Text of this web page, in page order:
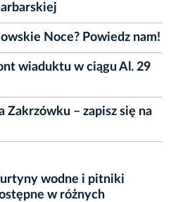
Noce? Powiedz nam!
wiaduktu w ciągu Al. 29
Zakrzówku – zapisz się na
wodne i pitniki
w różnych